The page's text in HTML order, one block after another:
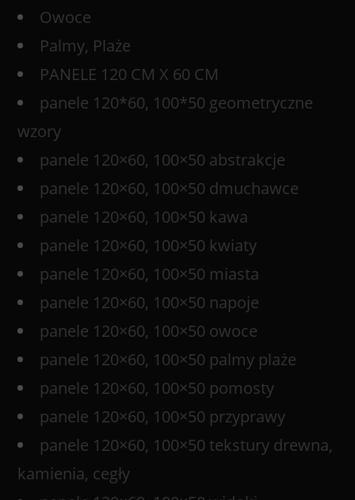
Owoce
Palmy, Plaże
PANELE 120 CM X 60 CM
panele 120*60, 100*50 geometryczne
wzory
panele 120×60, 100×50 abstrakcje
panele 120×60, 100×50 dmuchawce
panele 120×60, 100×50 kawa
panele 120×60, 100×50 kwiaty
panele 120×60, 100×50 miasta
panele 120×60, 100×50 napoje
panele 120×60, 100×50 owoce
panele 120×60, 100×50 palmy plaże
panele 120×60, 100×50 pomosty
panele 120×60, 100×50 przyprawy
panele 120×60, 100×50 tekstury drewna,
kamienia, cegły